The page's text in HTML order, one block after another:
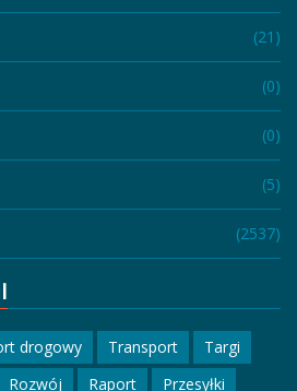
(21)
(0)
(0)
(5)
(2537)
drogowy Transport
Targi
Rozwój Raport
Przesyłki